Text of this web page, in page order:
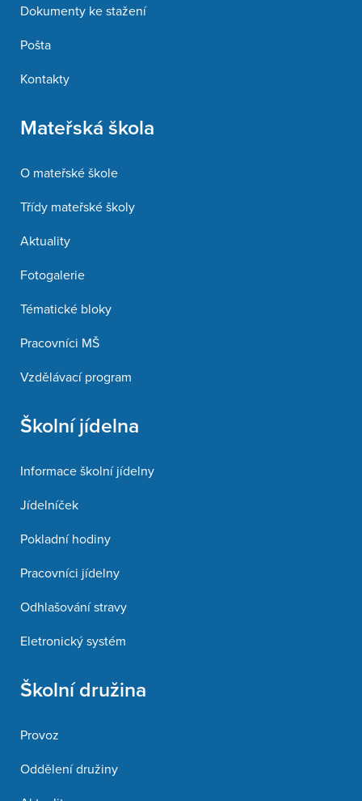
Dokumenty ke stažení
Pošta
Kontakty
Mateřská škola
O mateřské škole
Třídy mateřské školy
Aktuality
Fotogalerie
Tématické bloky
Pracovníci MŠ
Vzdělávací program
Školní jídelna
Informace školní jídelny
Jídelníček
Pokladní hodiny
Pracovníci jídelny
Odhlašování stravy
Eletronický systém
Školní družina
Provoz
Oddělení družiny